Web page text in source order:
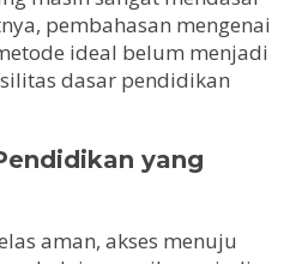
pembahasan mengenai
ideal belum menjadi
dasar pendidikan
yang
aman, akses menuju